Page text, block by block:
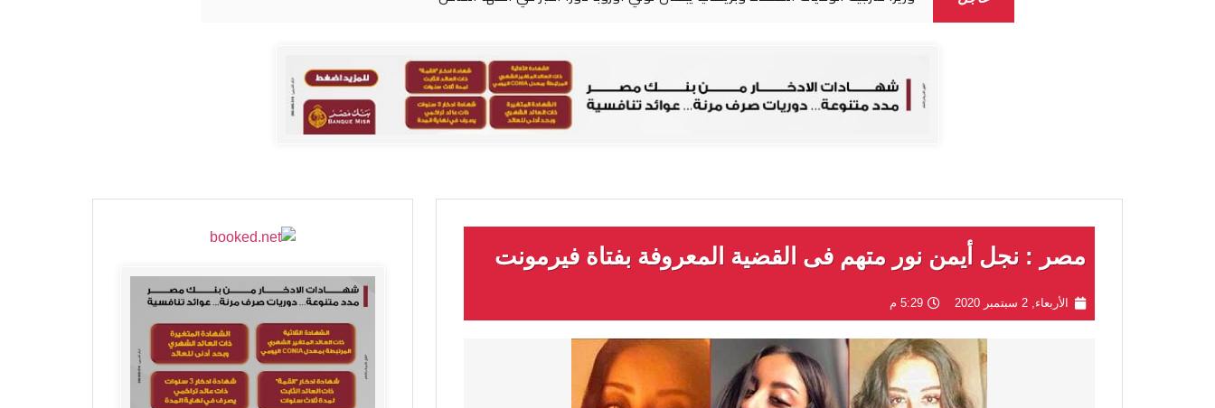
مصر : نجل أيمن نور متهم فى القضية المعروفة بفتاة فيرمونت
الأربعاء, 2 سبتمبر 2020 5:29 م